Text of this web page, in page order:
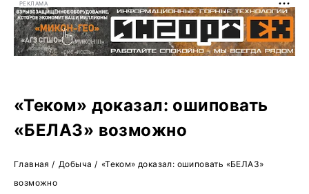
РЕКЛАМА
«Теком» доказал: ошиповать
«БЕЛАЗ» возможно
Главная / Добыча / «Теком» доказал: ошиповать «БЕЛАЗ»
возможно